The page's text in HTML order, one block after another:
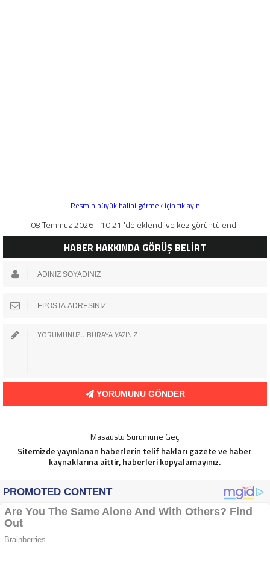
Resmin büyük halini görmek için tıklayın
08 Temmuz 2026 - 10:21 'de eklendi ve kez görüntülendi.
HABER HAKKINDA GÖRÜŞ BELİRT
YORUMUNU GÖNDER
Masaüstü Sürümüne Geç
Sitemizde yayınlanan haberlerin telif hakları gazete ve haber
kaynaklarına aittir, haberleri kopyalamayınız.